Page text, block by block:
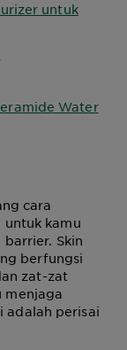
untuk
Water
cara
kamu
Skin
berfungsi
zat-zat
menjaga
adalah perisai